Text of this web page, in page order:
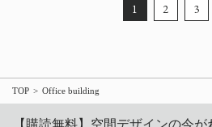
1 2 3
TOP Office building
【購読無料】空間デザインの今